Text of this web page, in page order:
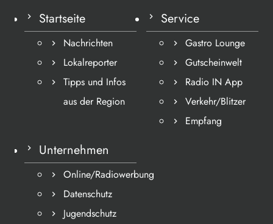
Startseite
Nachrichten
Lokalreporter
Tipps und Infos
aus der Region
Service
Gastro Lounge
Gutscheinwelt
Radio IN App
Verkehr/Blitzer
Empfang
Unternehmen
Online/Radiowerbung
Datenschutz
Jugendschutz